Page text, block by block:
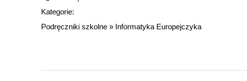
Kategorie:
Podręczniki szkolne » Informatyka Europejczyka